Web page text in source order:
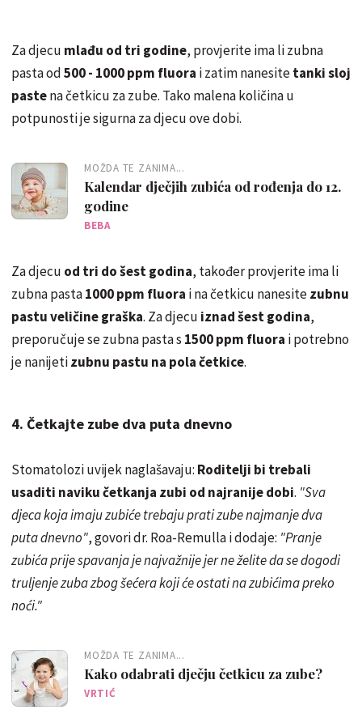
Za djecu mlađu od tri godine, provjerite ima li zubna
pasta od500 - 1000 ppm fluora i zatim nanesitetanki sloj
pastena četkicu za zube. Tako malena količina u
potpunosti je sigurna za djecu ove dobi.
MOŽDA TE ZANIMA...
Kalendar dječjih zubića od rođenja do 12.
godine
BEBA
Za djecu od tri do šest godina, također provjerite ima li
zubna pasta1000 ppm fluora i na četkicu nanesitezubnu
pastu veličine graška. Za djecu iznad šest godina,
preporučuje se zubna pasta s 1500 ppm fluora i potrebno
je nanijetizubnu pastu na pola četkice.
4. Četkajte zube dva puta dnevno
Stomatolozi uvijek naglašavaju: Roditelji bi trebali
usaditi naviku četkanja zubi od najranije dobi. "Sva
djeca koja imaju zubiće trebaju prati zube najmanje dva
puta dnevno", govori dr. Roa-Remulla i dodaje: "Pranje
zubića prije spavanja je najvažnije jer ne želite da se dogodi
truljenje zuba zbog šećera koji će ostati na zubićima preko
noći."
MOŽDA TE ZANIMA...
Kako odabrati dječju četkicu za zube?
VRTIĆ